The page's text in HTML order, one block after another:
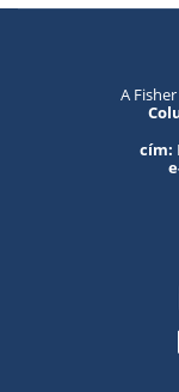
A
cím: